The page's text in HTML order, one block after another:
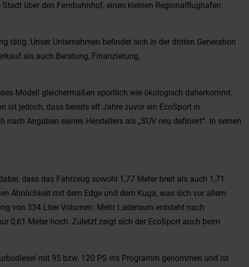
über den Fernbahnhof, einen kleinen Regionalflughafen
tätig. Unser Unternehmen befindet sich in der dritten Generation
als auch Beratung, Finanzierung,
Modell gleichermaßen sportlich wie ökologisch daherkommt.
ist jedoch, dass bereits elf Jahre zuvor ein EcoSport in
Angaben seines Herstellers als „SUV neu definiert“. In seinen
dass das Fahrzeug sowohl 1,77 Meter breit als auch 1,71
Ähnlichkeit mit dem Edge und dem Kuga, was sich vor allem
von 334 Liter Volumen. Mehr Laderaum entsteht nach
0,61 Meter hoch. Zuletzt zeigt sich der EcoSport auch beim
mit 95 bzw. 120 PS ins Programm genommen und ist